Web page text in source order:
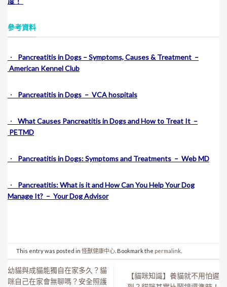
參考資料
． Pancreatitis in Dogs – Symptoms, Causes & Treatment –
American Kennel Club
． Pancreatitis in Dogs – VCA hospitals
． What Causes Pancreatitis in Dogs and How to Treat It –
PETMD
． Pancreatitis in Dogs: Symptoms and Treatments – Web MD
． Pancreatitis: What is it and How Can You Help Your Dog
Manage It? – Your Dog Advisor
This entry was posted in 怪獸健康中心. Bookmark the permalink.
幼貓與成貓能獨自在家多久？貓
咪自己在家會無聊嗎？安全照護
【貓咪知識】養貓就不用怕遲